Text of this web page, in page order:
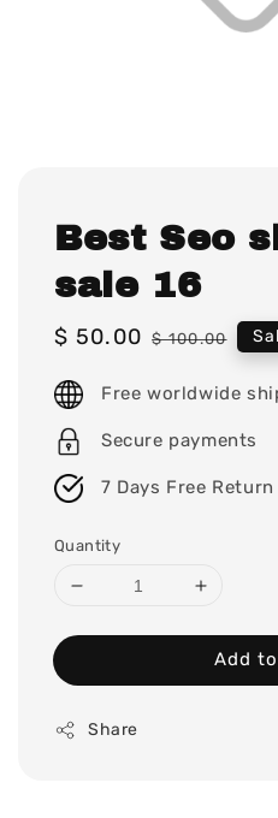
Best Seo
sale 16
Sale
$ 50.00 Regular
$ 100.00
Free worldwide
Secure payments
7 Days Free Return
Quantity
Add
Share